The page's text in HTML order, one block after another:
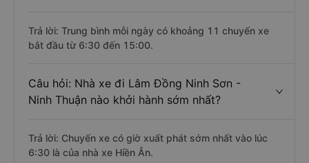
Trả lời: Trung bình mỗi ngày có khoảng 11 chuyến xe
bắt đầu từ 6:30 đến 15:00.
Câu hỏi: Nhà xe đi Lâm Đồng Ninh Sơn -
Ninh Thuận nào khởi hành sớm nhất?
Trả lời: Chuyến xe có giờ xuất phát sớm nhất vào lúc
6:30 là của nhà xe Hiền Ân.